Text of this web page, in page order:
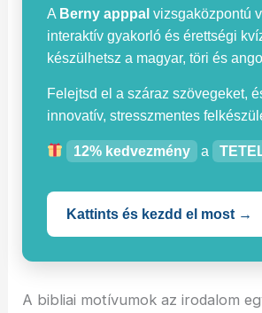
A Berny apppal vizsgaközpontú
interaktív gyakorló és érettségi
készülhetsz a magyar, töri és
Felejtsd el a száraz szövegeket,
innovatív, stresszmentes
12% kedvezmény a
Kattints és kezdd el most →
A bibliai motívumok az irodalom